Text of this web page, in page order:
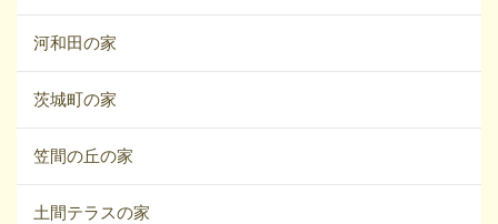
河和田の家
茨城町の家
笠間の丘の家
土間テラスの家